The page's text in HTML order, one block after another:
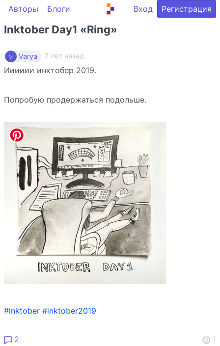
Авторы Блоги Вход Регистрация
Inktober Day1 «Ring»
Varya 7 лет назад
Ииииии инктобер 2019.
Попробую продержаться подольше.
#inktober #inktober2019
2 1